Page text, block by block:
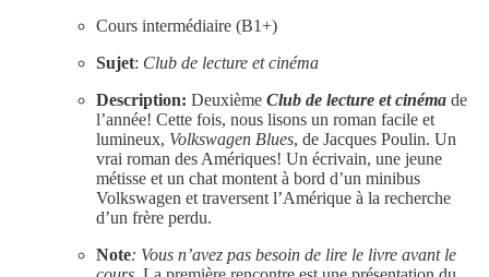
Cours intermédiaire (B1+)
Sujet: Club de lecture et cinéma
Description: Deuxième Club de lecture et cinéma de
l’année! Cette fois, nous lisons un roman facile et
lumineux, Volkswagen Blues, de Jacques Poulin. Un
vrai roman des Amériques! Un écrivain, une jeune
métisse et un chat montent à bord d’un minibus
Volkswagen et traversent l’Amérique à la recherche
d’un frère perdu.
Note: Vous n’avez pas besoin de lire le livre avant le